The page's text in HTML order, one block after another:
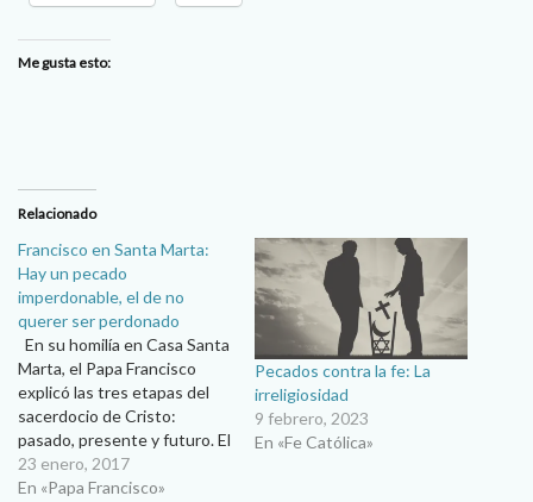
Me gusta esto:
Relacionado
Francisco en Santa Marta:
Hay un pecado
imperdonable, el de no
querer ser perdonado
En su homilía en Casa Santa
Marta, el Papa Francisco
explicó las tres etapas del
sacerdocio de Cristo:
pasado, presente y futuro. El
Papa dijo que Jesús se
ofreció a sí mismo en la Cruz
23 enero, 2017
En «Papa Francisco»
Pecados contra la fe: La
irreligiosidad
9 febrero, 2023
En «Fe Católica»